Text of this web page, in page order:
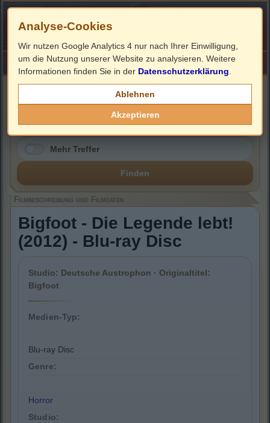
HOME ImpressumLinks
Filmbeschreibung, Cover & Blu-ray Infos
Mehr Treffer
Finden
Filmbeschreibung und Filmdaten
Bigfoot - Die Legende lebt!
(2012) - Blu-ray Disc
Studio: Deutsche Austrophon · Originaltitel:
Bigfoot
Medien-Typ:
Blu-ray Disc
Genre:
Horror
Studio:
Analyse-Cookies
Wir nutzen Google Analytics 4 nur nach Ihrer Einwilligung,
um die Nutzung unserer Website zu analysieren. Weitere
Informationen finden Sie in der Datenschutzerklärung
Ablehnen
Akzeptieren